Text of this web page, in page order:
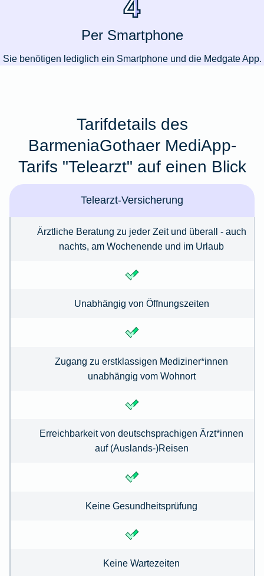
Per Smartphone
Sie benötigen lediglich ein Smartphone und die Medgate App.
Tarifdetails des
BarmeniaGothaer MediApp-
Tarifs "Telearzt" auf einen Blick
Telearzt-Versicherung
Ärztliche Beratung zu jeder Zeit und überall - auch
nachts, am Wochenende und im Urlaub
Unabhängig von Öffnungszeiten
Zugang zu erstklassigen Mediziner*innen
unabhängig vom Wohnort
Erreichbarkeit von deutschsprachigen Ärzt*innen
auf (Auslands-)Reisen
Keine Gesundheitsprüfung
Keine Wartezeiten